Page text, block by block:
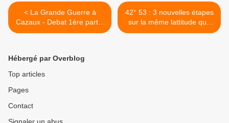
< La Grande Guerre à
Cazaux - Debat 1ère partie
: l'été 1914
42° 53 : 3 nouvelles étapes
sur la même lattitude que
Cazaux Debat à Cinigiano,
Hébergé par Overblog
Top articles
Pages
Contact